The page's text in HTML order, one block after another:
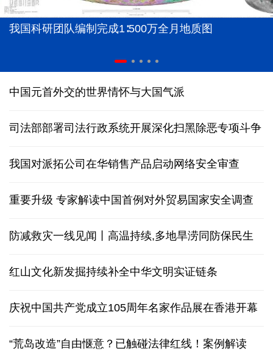
我国科研团队编制完成1∶500万全月地质图
中国元首外交的世界情怀与大国气派
司法部部署司法行政系统开展深化扫黑除恶专项斗争
我国对派拓公司在华销售产品启动网络安全审查
重要升级 专家解读中国首例对外贸易国家安全调查
防减救灾一线见闻丨高温持续,多地旱涝同防保民生
红山文化新发掘持续补全中华文明实证链条
庆祝中国共产党成立105周年名家作品展在香港开幕
“荒岛改造”自由惬意？已触碰法律红线！案例解读